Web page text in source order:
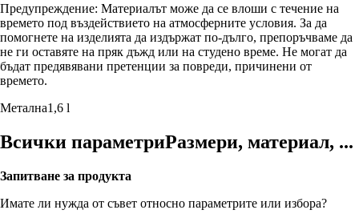
Предупреждение: Материалът може да се влоши с течение на
времето под въздействието на атмосферните условия. За да
помогнете на изделията да издържат по-дълго, препоръчваме да
не ги оставяте на пряк дъжд или на студено време. Не могат да
бъдат предявявани претенции за повреди, причинени от
времето.
Метална1,6 l
Всички параметриРазмери, материал, ...
Запитване за продукта
Имате ли нужда от съвет относно параметрите или избора?